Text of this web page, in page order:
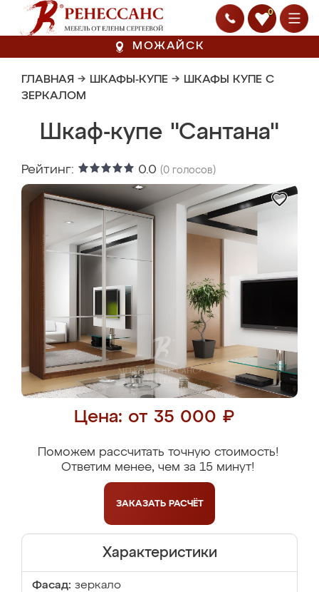
0
МОЖАЙСК
ГЛАВНАЯ → ШКАФЫ-КУПЕ → ШКАФЫ КУПЕ С
ЗЕРКАЛОМ
Шкаф-купе "Сантана"
Рейтинг: 0.0 (0 голосов)
Цена: от 35 000 ₽
Поможем рассчитать точную стоимость!
Ответим менее, чем за 15 минут!
ЗАКАЗАТЬ РАСЧЁТ
Характеристики
Фасад: зеркало